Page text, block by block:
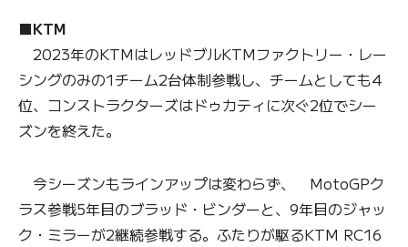
■KTM
2023年のKTMはレッドブルKTMファクトリー・レー
シングのみの1チーム2台体制参戦し、チームとしても4
位、コンストラクターズはドゥカティに次ぐ2位でシー
ズンを終えた。
今シーズンもラインアップは変わらず、 MotoGPク
ラス参戦5年目のブラッド・ビンダーと、9年目のジャッ
ク・ミラーが2継続参戦する。ふたりが駆るKTM RC16